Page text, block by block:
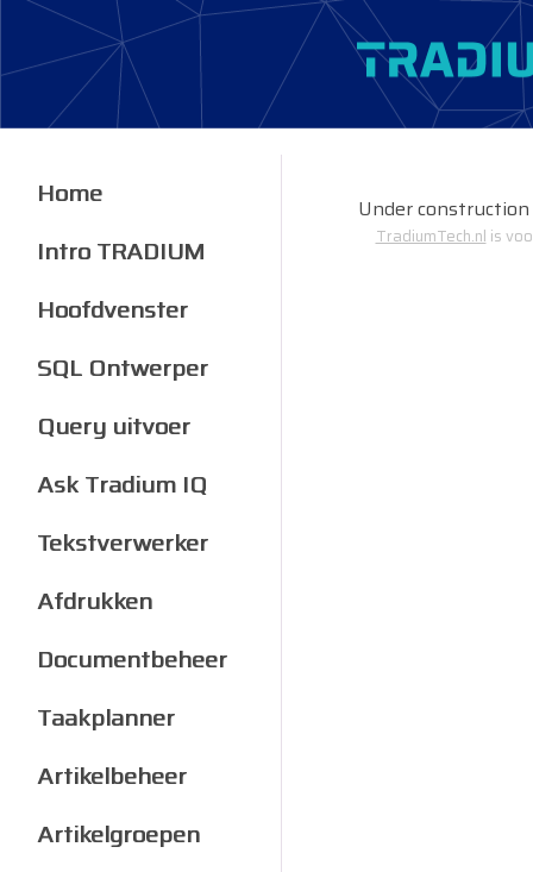
Under construction
TradiumTech.nl is
Home
Intro TRADIUM
Hoofdvenster
SQL Ontwerper
Query uitvoer
Ask Tradium IQ
Tekstverwerker
Afdrukken
Documentbeheer
Taakplanner
Artikelbeheer
Artikelgroepen